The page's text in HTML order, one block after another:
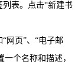
表。点击“新建书
网页”、“电子邮
个名称和描述，